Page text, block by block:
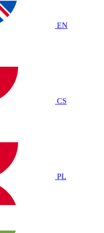
EN
CS
PL